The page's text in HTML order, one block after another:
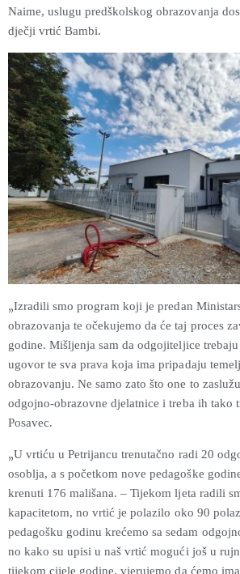
Naime, uslugu predškolskog obrazovanja
dječji vrtić Bambi.
„Izradili smo program koji je predan
obrazovanja te očekujemo da će taj proces
godine. Mišljenja sam da odgojiteljice
ugovor te sva prava koja ima pripadaju
obrazovanju. Ne samo zato što one to
odgojno-obrazovne djelatnice i treba ih tako
Posavec.
„U vrtiću u Petrijancu trenutačno radi 20
osoblja, a s početkom nove pedagoške
krenuti 176 mališana. – Tijekom ljeta radili
kapacitetom, no vrtić je polazilo oko 90
pedagošku godinu krećemo sa sedam
no kako su upisi u naš vrtić mogući još u
tijekom cijele godine, vjerujemo da ćemo